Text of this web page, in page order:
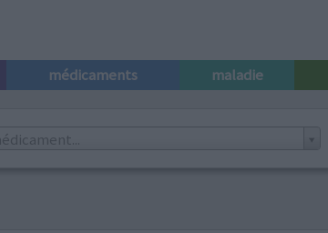
médicaments maladie